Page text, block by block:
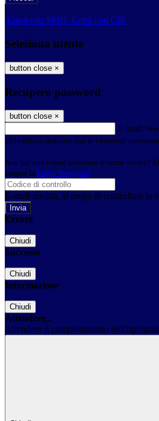
-
Entra con SPID Entra con CIE
Seleziona utente
button close ×
Recupero password
button close ×
E-mail
all'indirizzo indicato con le istruzioni
Non hai una e-mail associata al nome utente?
tramite la Login Spaggiari
E-mail inviata, si prega di controllare la
Errore
Chiudi
Successo
Chiudi
Informazione
Chiudi
Attendere...
Attendere il completamento